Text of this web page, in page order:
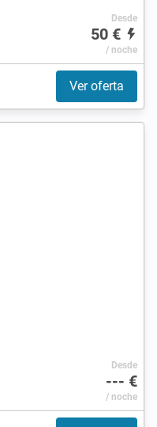
Desde
50 €
/ noche
Ver oferta
Desde
--- €
/ noche